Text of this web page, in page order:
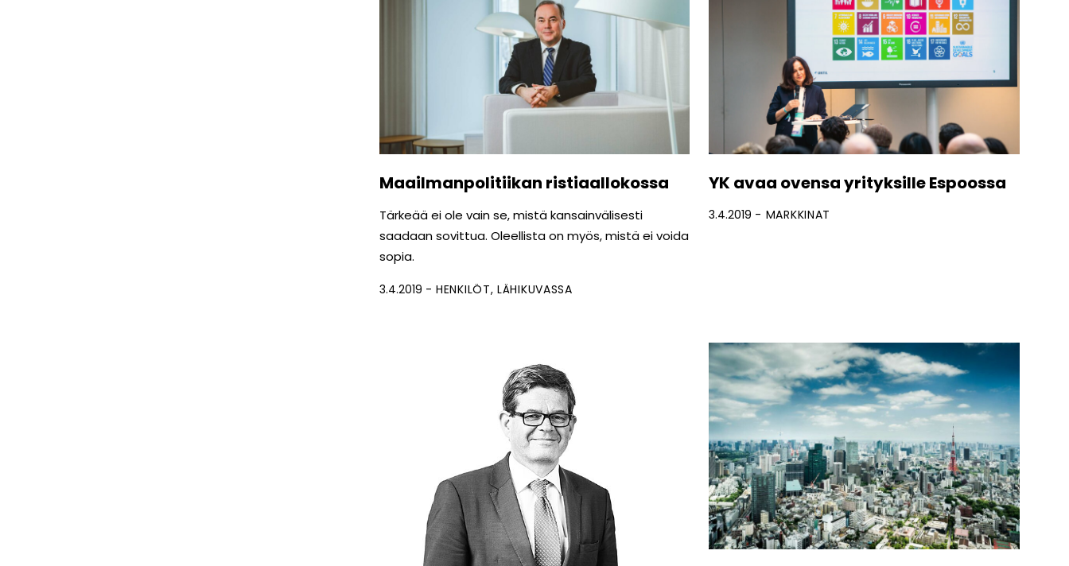
Maailmanpolitiikan ristiaallokossa
Tärkeää ei ole vain se, mistä kansainvälisesti
saadaan sovittua. Oleellista on myös, mistä ei voida
sopia.
3.4.2019 HENKILÖT LÄHIKUVASSA
YK avaa ovensa yrityksille Espoossa
3.4.2019 MARKKINAT